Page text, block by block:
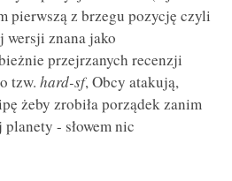
pierwszą z brzegu pozycję czyli
znana jako
przejrzanych recenzji
tzw. hard-sf, Obcy atakują,
żeby zrobiła porządek zanim
- słowem nic